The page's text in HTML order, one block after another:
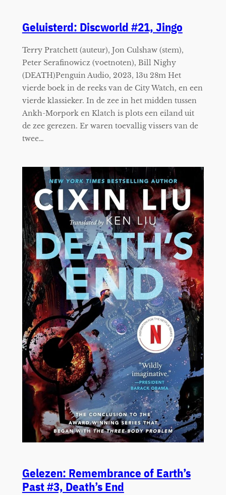
Geluisterd: Discworld #21, Jingo
Terry Pratchett (auteur), Jon Culshaw (stem),
Peter Serafinowicz (voetnoten), Bill Nighy
(DEATH)Penguin Audio, 2023, 13u 28m Het
vierde boek in de reeks van de City Watch, en een
vierde klassieker. In de zee in het midden tussen
Ankh-Morpork en Klatch is plots een eiland uit
de zee gerezen. Er waren toevallig vissers van de
twee…
Gelezen: Remembrance of Earth’s
Past #3, Death’s End